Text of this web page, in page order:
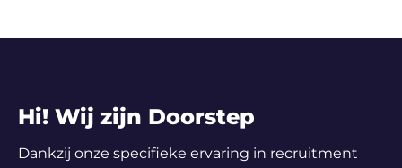
Hi! Wij zijn Doorstep
Dankzij onze specifieke ervaring in recruitment